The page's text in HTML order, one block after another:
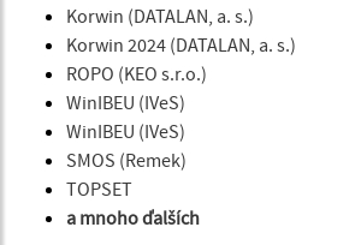
Korwin (DATALAN, a. s.)
Korwin 2024 (DATALAN, a. s.)
ROPO (KEO s.r.o.)
WinIBEU (IVeS)
WinIBEU (IVeS)
SMOS (Remek)
TOPSET
a mnoho ďalších